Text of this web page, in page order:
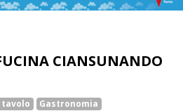
CIANSUNANDO
tavolo
Gastronomia